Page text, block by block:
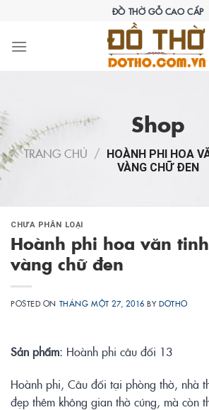
content
ĐỒ THỜ GỖ CAO CẤP
Shop
TRANG CHỦ /
HOÀNH PHI HOA
VÀNG CHỮ ĐEN
CHƯA PHÂN LOẠI
Hoành phi hoa văn
vàng chữ đen
POSTED ON THÁNG MỘT 27, 2016 BYDOTHO
Sản phẩm: Hoành phi câu đối 13
Hoành phi, Câu đối tại phòng thờ, nhà
đẹp thêm không gian thờ cúng, mà còn